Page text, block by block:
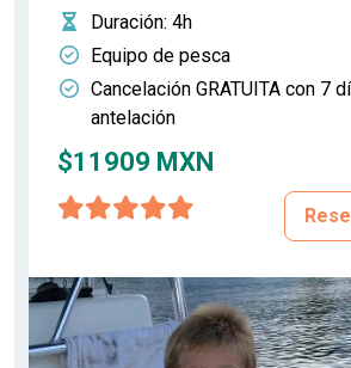
Duración: 4h
Equipo de pesca
Cancelación GRATUITA con 7
antelación
$11909 MXN